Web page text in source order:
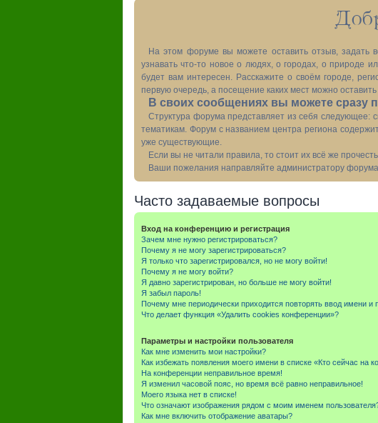
На этом форуме вы можете оставить отзыв, задать
узнавать что-то новое о людях, о городах, о природе
будет вам интересен. Расскажите о своём городе,
первую очередь, а посещение каких мест можно
В своих сообщениях вы можете сразу
Структура форума представляет из себя следующее:
тематикам. Форум с названием центра региона
уже существующие.
Если вы не читали правила, то стоит их всё же
Ваши пожелания направляйте администратору
Часто задаваемые вопросы
Вход на конференцию и регистрация
Зачем мне нужно регистрироваться?
Почему я не могу зарегистрироваться?
Я только что зарегистрировался, но не могу войти!
Почему я не могу войти?
Я давно зарегистрирован, но больше не могу войти!
Я забыл пароль!
Почему мне периодически приходится повторять ввод имени и
Что делает функция «Удалить cookies конференции»?
Параметры и настройки пользователя
Как мне изменить мои настройки?
Как избежать появления моего имени в списке «Кто сейчас на
На конференции неправильное время!
Я изменил часовой пояс, но время всё равно неправильное!
Моего языка нет в списке!
Что означают изображения рядом с моим именем
Как мне включить отображение аватары?